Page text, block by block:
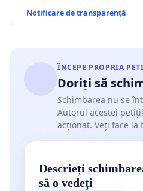
Notificare de transparență
ÎNCEPE PROPRIA
Doriți să
Schimbarea nu se
Autorul acestei
acționat. Veți face la
Descrieți
să o vedeți